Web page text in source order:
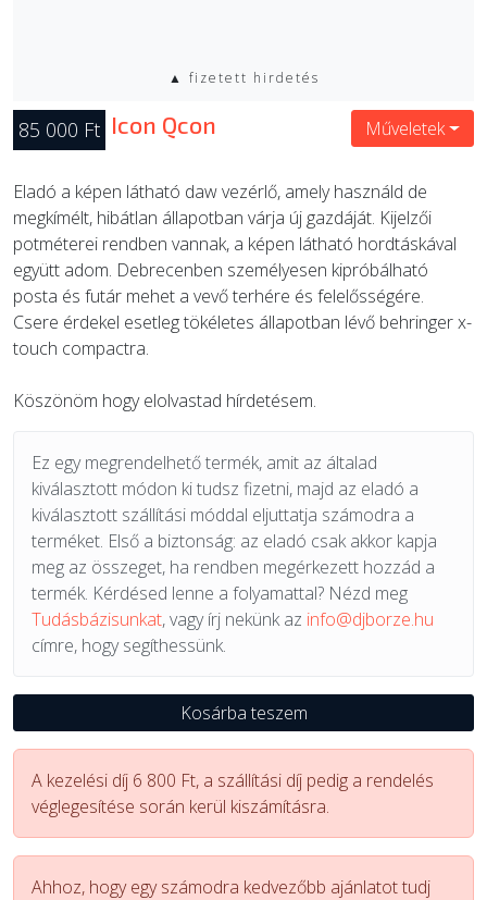
▲ fizetett hirdetés
85 000 Ft Icon Qcon Műveletek
Eladó a képen látható daw vezérlő, amely használd de
megkímélt, hibátlan állapotban várja új gazdáját. Kijelzői
potméterei rendben vannak, a képen látható hordtáskával
együtt adom. Debrecenben személyesen kipróbálható
posta és futár mehet a vevő terhére és felelősségére.
Csere érdekel esetleg tökéletes állapotban lévő behringer x-
touch compactra.
Köszönöm hogy elolvastad hírdetésem.
Ez egy megrendelhető termék, amit az általad
kiválasztott módon ki tudsz fizetni, majd az eladó a
kiválasztott szállítási móddal eljuttatja számodra a
terméket. Első a biztonság: az eladó csak akkor kapja
meg az összeget, ha rendben megérkezett hozzád a
termék. Kérdésed lenne a folyamattal? Nézd meg
Tudásbázisunkat, vagy írj nekünk az info@djborze.hu
címre, hogy segíthessünk.
Kosárba teszem
A kezelési díj 6 800 Ft, a szállítási díj pedig a rendelés
véglegesítése során kerül kiszámításra.
Ahhoz, hogy egy számodra kedvezőbb ajánlatot tudj